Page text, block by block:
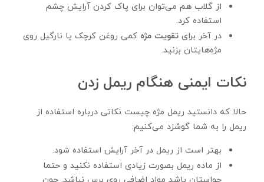
از گلاب هم می‌توان برای پاک کردن آرایش چشم
استفاده کرد.
در آخر برای تقویت مژه کمی روغن کرچک یا نارگیل روی
مژه‌هایتان بزنید.
نکات ایمنی هنگام ریمل زدن
حالا که دانستید ریمل مژه چیست نکاتی درباره استفاده از
ریمل را به شما گوشزد می‌کنیم:
بهتر است از ریمل در آخر آرایش استفاده شود.
از ماده ریمل بصورت زیادی استفاده نکنید و حتما